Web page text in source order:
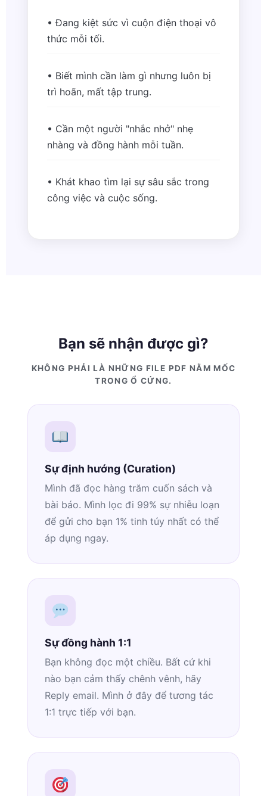
• Đang kiệt sức vì cuộn điện thoại vô
thức mỗi tối.
• Biết mình cần làm gì nhưng luôn bị
trì hoãn, mất tập trung.
• Cần một người "nhắc nhở" nhẹ
nhàng và đồng hành mỗi tuần.
• Khát khao tìm lại sự sâu sắc trong
công việc và cuộc sống.
Bạn sẽ nhận được gì?
KHÔNG PHẢI LÀ NHỮNG FILE PDF NẰM MỐC
TRONG Ổ CỨNG.
Sự định hướng (Curation)
Mình đã đọc hàng trăm cuốn sách và
bài báo. Mình lọc đi 99% sự nhiễu loạn
để gửi cho bạn 1% tinh túy nhất có thể
áp dụng ngay.
Sự đồng hành 1:1
Bạn không đọc một chiều. Bất cứ khi
nào bạn cảm thấy chênh vênh, hãy
Reply email. Mình ở đây để tương tác
1:1 trực tiếp với bạn.